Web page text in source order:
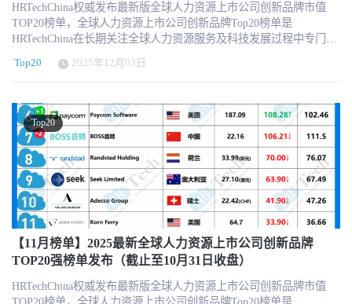
亿美元，我们将会从榜单中移除，新增替补机构信息。 · 强烈推荐
订阅HRTech的每周咨讯，了解最新的人力资源科技新闻、趋势和资
源。 https://www.hrtechchina.com/email/email.html HRTechChina将一
如既往的加大对于行业观察和报道，将全球最新最前沿最优质的
第三方专业服务机构，致力于推动人力资源科技进步与发展，持续
引领行业新科技新趋势新产品新方向。HRTech核心报道HR科技创新
企业与产品，关注并实时分享全球的人力资源科技资讯。定期发布
行业市值榜单和HR科技云图，持续举办高品质的专业前沿峰会论
坛，表彰认可业内先进。
HRTechChina权威发布最新版全球人力资源上市公司创新品牌市值
TOP20榜单，全球人力资源上市公司创新品牌Top20榜单是
HRTechChina在长期关注全球人力资源服务及科技发展过程中专门打
造创新榜单。 2025年最新的全球人力资源上市公司创新品牌20强市
值榜单，为我们提供了一个观察这个行业动态和趋势的窗口。随着
财报发布和各国经济情况的不同，不同细分领域的HR上市机构也遇
到了不同的表现。一起来看看。 2025全球人力资源上市公司创新品
牌市值TOP20榜单（2025年12月新版） 更多信息可以关注
HRTechChina.com (另微信公众号压缩图片压缩的很厉害，高清的可
以访问网站获取 ) 特别注意，因以美元为单位，所以在汇率换算中
会有一定的浮动，仅供参考。 全球人力资源上市公司创新品牌市值
Top20榜单每月的最后一个交易日（当地时间）收盘市值和股价为基
准，同时以当天汇率兑换美元市值排名。 关于创新品牌榜单评选核
心基于以下几个方面： 对于中国HR行业发展具有极大参考和标杆作
用 实际业务发展中具有创新业务和创新举措 不同业态和不同国家的
多样性分布考虑 遴选名单重点参考HRTech LRP品牌监测指数 榜单
不包含市值核心构成非HR业务的公司 入围门槛的市值最低为10亿美
亿美元，我们将会从榜单中移除，新增替补机构信息。 · 强烈推荐
Top20 2025年12月03日
Top20
【11月榜单】2025最新全球人力资源上市公司创新品牌
TOP20强榜单发布（截止至10月31日收盘）
HRTechChina权威发布最新版全球人力资源上市公司创新品牌市值